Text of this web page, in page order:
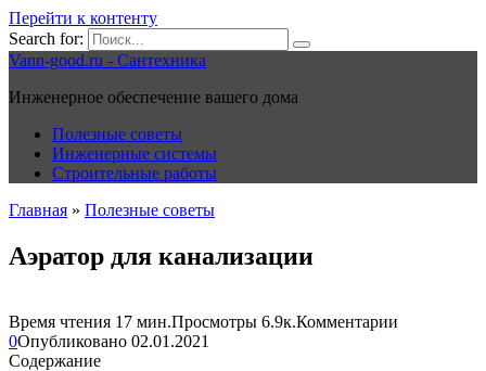
Перейти к контенту
Search for:
Vann-good.ru - Сантехника
Инженерное обеспечение вашего дома
Полезные советы
Инженерные системы
Строительные работы
Главная » Полезные советы
Аэратор для канализации
Время чтения 17 мин.Просмотры 6.9к.Комментарии
0Опубликовано 02.01.2021
Содержание